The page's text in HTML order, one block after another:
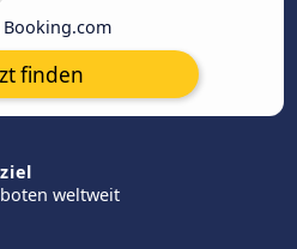
finden
weltweit